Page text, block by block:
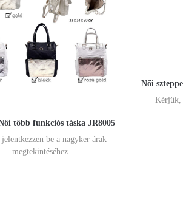
több funkciós táska JR8005
be a nagyker árak
megtekintéséhez
Női
Kérjük,